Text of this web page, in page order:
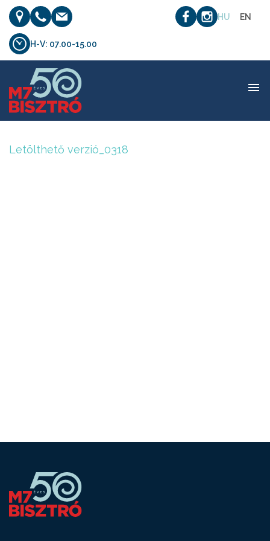
HU EN
H-V: 07.00-15.00
Letölthető verzió_0318
Letölthető verzió_0318